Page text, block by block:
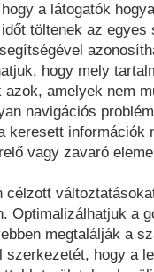
a látogatók
töltenek az egyes
hogy mely
amelyek nem
navigációs
keresett információk
vagy zavaró
célzott
Optimalizálhatjuk a
megtalálják a
szerkezetét, hogy a